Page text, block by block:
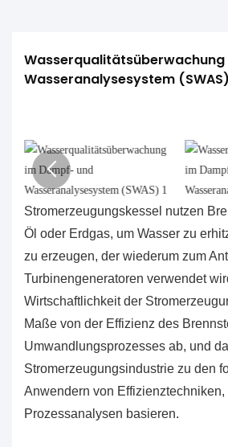
Wasseranalysesystem (SWAS)
Stromerzeugungskessel nutzen
Öl oder Erdgas, um Wasser zu
zu erzeugen, der wiederum zum
Turbinengeneratoren verwendet
Wirtschaftlichkeit der
Maße von der Effizienz des
Umwandlungsprozesses ab, und
Stromerzeugungsindustrie zu den
Anwendern von
Prozessanalysen basieren.